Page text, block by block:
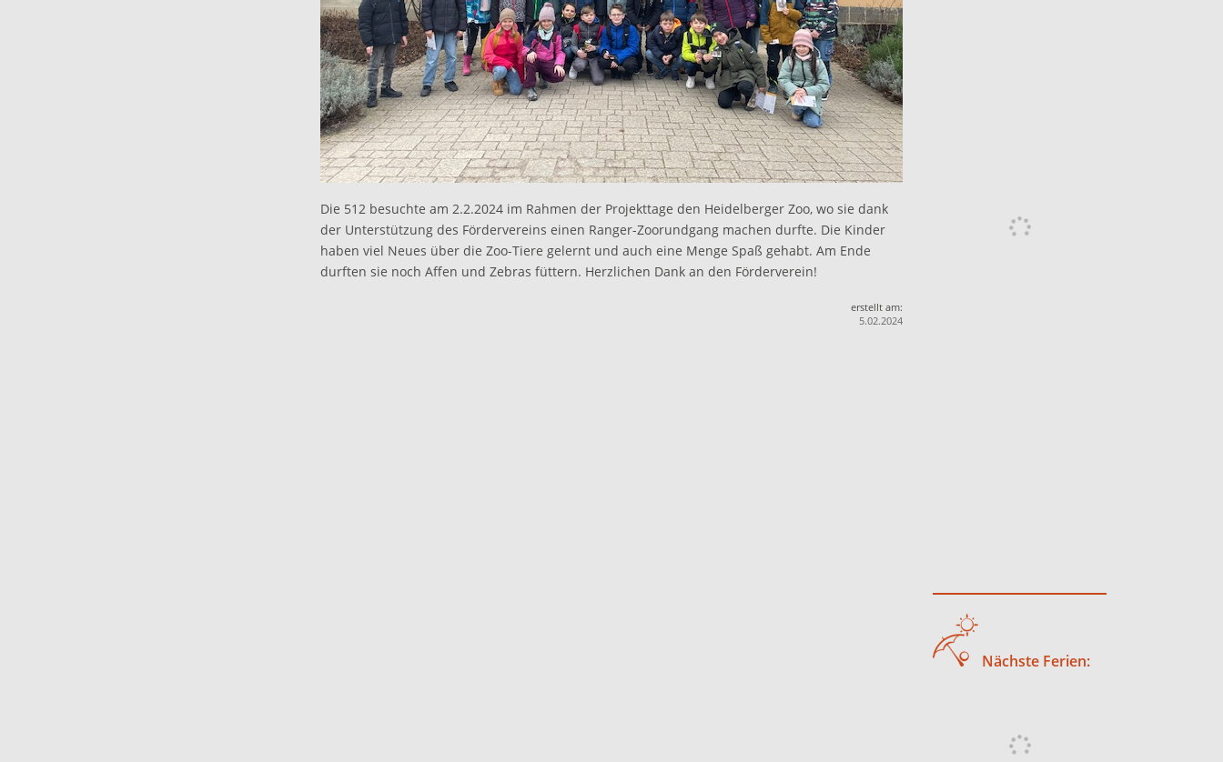
Die 512 besuchte am 2.2.2024 im Rahmen der Projekttage den Heidelberger Zoo, wo sie dank
der Unterstützung des Fördervereins einen Ranger-Zoorundgang machen durfte. Die Kinder
haben viel Neues über die Zoo-Tiere gelernt und auch eine Menge Spaß gehabt. Am Ende
durften sie noch Affen und Zebras füttern. Herzlichen Dank an den Förderverein!
erstellt am:
5.02.2024
Nächste Ferien: